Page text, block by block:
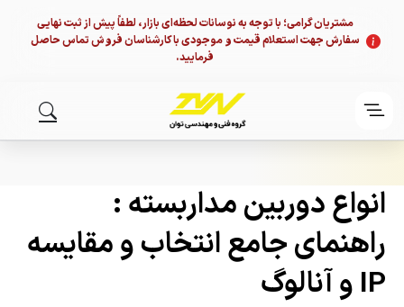
مشتریان گرامی؛ با توجه به نوسانات لحظه‌ای بازار، لطفاً پیش از ثبت نهایی
سفارش جهت استعلام قیمت و موجودی با کارشناسان فروش تماس حاصل
فرمایید.
انواع دوربین مداربسته :
راهنمای جامع انتخاب و مقایسه
IP و آنالوگ